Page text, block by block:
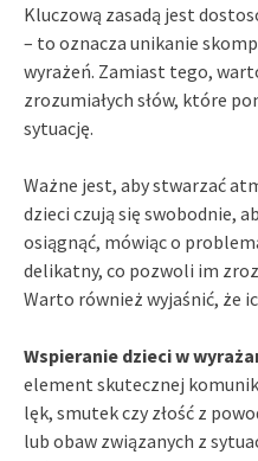
Kluczową zasadą jest
– to oznacza unikanie
wyrażeń. Zamiast tego,
zrozumiałych słów, które
sytuację.
Ważne jest, aby stwarzać
dzieci czują się swobodnie,
osiągnąć, mówiąc o
delikatny, co pozwoli im
Warto również wyjaśnić, że
Wspieranie dzieci w
element skutecznej
lęk, smutek czy złość z
lub obaw związanych z